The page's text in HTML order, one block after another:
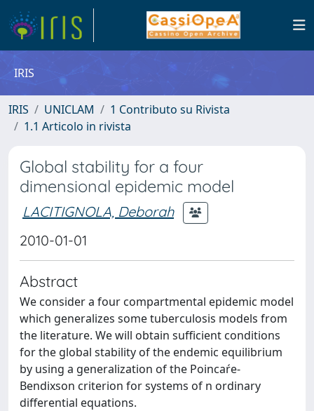
IRIS
IRIS UNICLAM
1 Contributo su Rivista
1.1 Articolo in rivista
Global stability for a four
dimensional epidemic model
LACITIGNOLA, Deborah
2010-01-01
Abstract
We consider a four compartmental epidemic model
which generalizes some tuberculosis models from
the literature. We will obtain sufficient conditions
for the global stability of the endemic equilibrium
by using a generalization of the Poincaŕe-
Bendixson criterion for systems of n ordinary
differential equations.